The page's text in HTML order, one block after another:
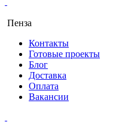
Пенза
Контакты
Готовые проекты
Блог
Доставка
Оплата
Вакансии